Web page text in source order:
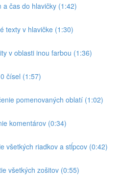
čas do hlavičky (1:42)
texty v hlavičke (1:30)
v oblasti inou farbou (1:36)
čísel (1:57)
pomenovaných oblatí (1:02)
komentárov (0:34)
všetkých riadkov a stĺpcov (0:42)
všetkých zošitov (0:55)